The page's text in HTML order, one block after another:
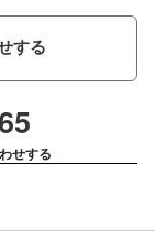
する
せする